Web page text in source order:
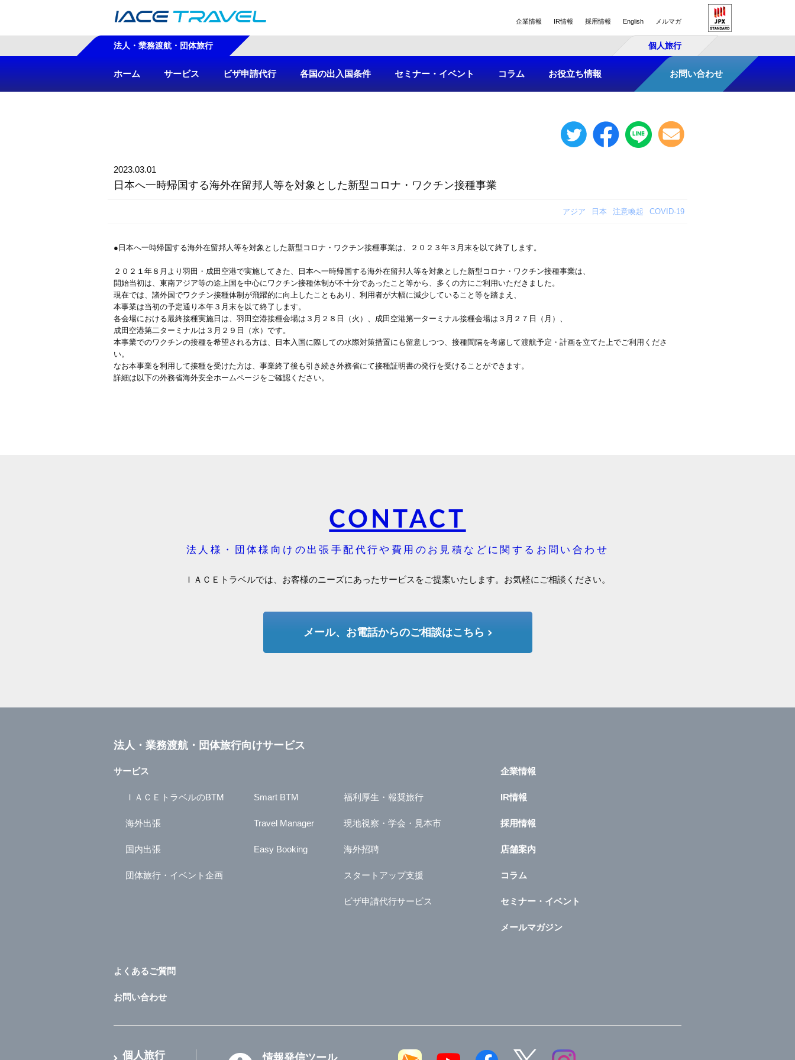
企業情報 IR情報 採用情報 English メルマガ
法人・業務渡航・団体旅行 個人旅行
ホーム サービス ビザ申請代行 各国の出入国条件 セミナー・イベント コラム お役立ち情報 お問い合わせ
2023.03.01
日本へ一時帰国する海外在留邦人等を対象とした新型コロナ・ワクチン接種事業
アジア 日本 注意喚起 COVID-19
●日本へ一時帰国する海外在留邦人等を対象とした新型コロナ・ワクチン接種事業は、２０２３年３月末を以て終了します。
２０２１年８月より羽田・成田空港で実施してきた、日本へ一時帰国する海外在留邦人等を対象とした新型コロナ・ワクチン接種事業は、
開始当初は、東南アジア等の途上国を中心にワクチン接種体制が不十分であったこと等から、多くの方にご利用いただきました。
現在では、諸外国でワクチン接種体制が飛躍的に向上したこともあり、利用者が大幅に減少していること等を踏まえ、
本事業は当初の予定通り本年３月末を以て終了します。
各会場における最終接種実施日は、羽田空港接種会場は３月２８日（火）、成田空港第一ターミナル接種会場は３月２７日（月）、
成田空港第二ターミナルは３月２９日（水）です。
本事業でのワクチンの接種を希望される方は、日本入国に際しての水際対策措置にも留意しつつ、接種間隔を考慮して渡航予定・計画を立てた上でご利用くださ
い。
なお本事業を利用して接種を受けた方は、事業終了後も引き続き外務省にて接種証明書の発行を受けることができます。
詳細は以下の外務省海外安全ホームページをご確認ください。
CONTACT
法人様・団体様向けの出張手配代行や費用のお見積などに関するお問い合わせ
ＩＡＣＥトラベルでは、お客様のニーズにあったサービスをご提案いたします。お気軽にご相談ください。
メール、お電話からのご相談はこちら
法人・業務渡航・団体旅行向けサービス
サービス
ＩＡＣＥトラベルのBTM
海外出張
国内出張
団体旅行・イベント企画
Smart BTM
Travel Manager
Easy Booking
福利厚生・報奨旅行
現地視察・学会・見本市
海外招聘
スタートアップ支援
ビザ申請代行サービス
企業情報
IR情報
採用情報
店舗案内
コラム
セミナー・イベント
メールマガジン
よくあるご質問
お問い合わせ
個人旅行 情報発信ツール